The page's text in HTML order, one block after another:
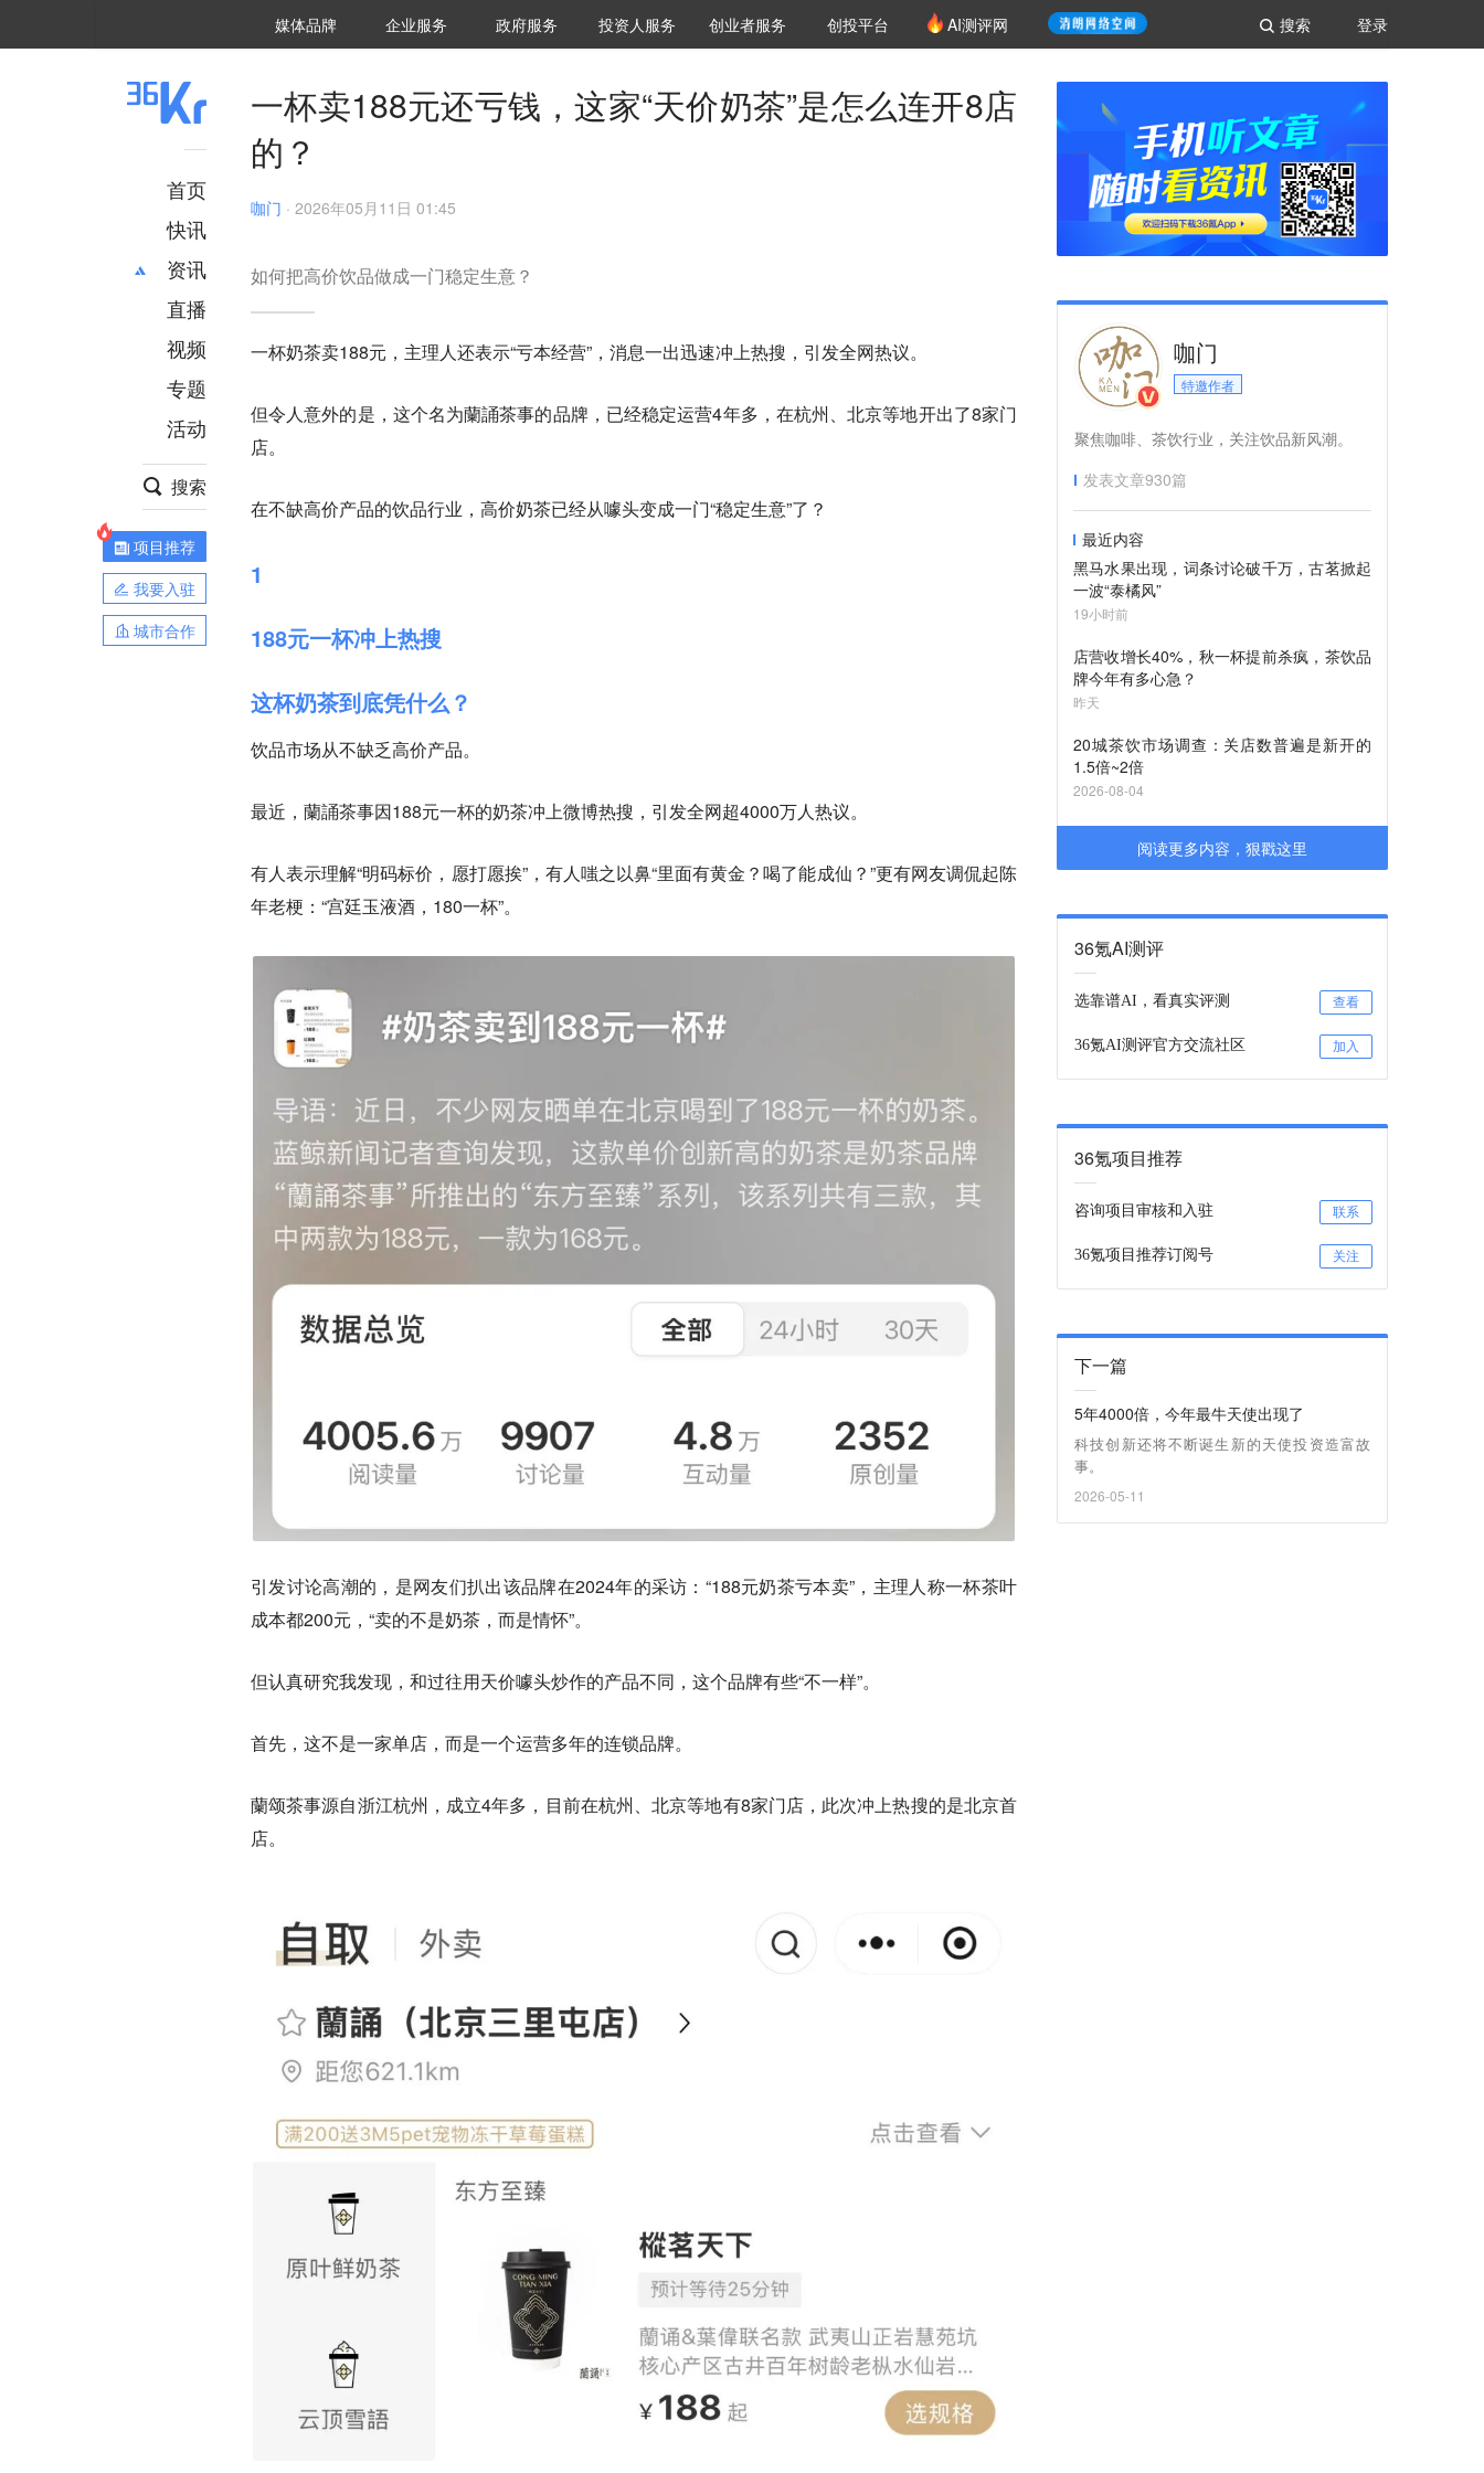
登录
搜索
媒体品牌 36Kr研究院
企业服务 城市之窗
政府服务 VClub投资机构库
投资机构职位推介
投资人服务 创投氪堂
创业者服务 创投平台 AI测评网
首页
快讯
资讯
推荐
财经
项目推荐
安徽
直播
视频
专题
活动
搜索
项目推荐
我要入驻
城市合作
一杯卖188元还亏钱，这家“天价奶茶”是怎么连开8店
的？
咖门 · 2026年05月11日 01:45
如何把高价饮品做成一门稳定生意？
一杯奶茶卖188元，主理人还表示“亏本经营”，消息一出迅速冲上热搜，引发全网热议。
但令人意外的是，这个名为蘭誦茶事的品牌，已经稳定运营4年多，在杭州、北京等地开出了8家门
店。
在不缺高价产品的饮品行业，高价奶茶已经从噱头变成一门“稳定生意”了？
1
188元一杯冲上热搜
这杯奶茶到底凭什么？
饮品市场从不缺乏高价产品。
最近，蘭誦茶事因188元一杯的奶茶冲上微博热搜，引发全网超4000万人热议。
有人表示理解“明码标价，愿打愿挨”，有人嗤之以鼻“里面有黄金？喝了能成仙？”更有网友调侃起陈
年老梗：“宫廷玉液酒，180一杯”。
引发讨论高潮的，是网友们扒出该品牌在2024年的采访：“188元奶茶亏本卖”，主理人称一杯茶叶
成本都200元，“卖的不是奶茶，而是情怀”。
但认真研究我发现，和过往用天价噱头炒作的产品不同，这个品牌有些“不一样”。
首先，这不是一家单店，而是一个运营多年的连锁品牌。
蘭颂茶事源自浙江杭州，成立4年多，目前在杭州、北京等地有8家门店，此次冲上热搜的是北京首
店。
咖门
特邀作者
聚焦咖啡、茶饮行业，关注饮品新风潮。
发表文章930篇
最近内容
黑马水果出现，词条讨论破千万，古茗掀起
一波“泰橘风”
19小时前
店营收增长40%，秋一杯提前杀疯，茶饮品
牌今年有多心急？
昨天
20城茶饮市场调查：关店数普遍是新开的
1.5倍~2倍
2026-08-04
阅读更多内容，狠戳这里
36氪AI测评
选靠谱AI，看真实评测 查看
36氪AI测评官方交流社区 加入
36氪项目推荐
咨询项目审核和入驻 联系
36氪项目推荐订阅号 关注
下一篇
5年4000倍，今年最牛天使出现了
科技创新还将不断诞生新的天使投资造富故
事。
2026-05-11